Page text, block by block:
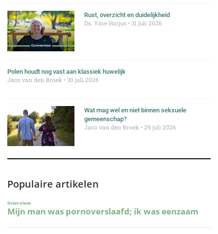
Rust, overzicht en duidelijkheid
Ds. Yme Horjus 31 juli 2026
Polen houdt nog vast aan klassiek huwelijk
Jaco van den Broek 30 juli 2026
Wat mag wel en niet binnen seksuele
gemeenschap?
Jaco van den Broek 29 juli 2026
Populaire artikelen